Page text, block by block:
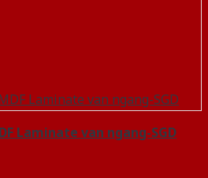
Laminate van ngang-SGD